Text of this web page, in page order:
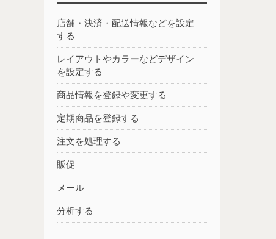
店舗・決済・配送情報などを設定
する
レイアウトやカラーなどデザイン
を設定する
商品情報を登録や変更する
定期商品を登録する
注文を処理する
販促
メール
分析する